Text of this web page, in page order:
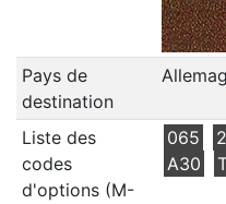
Pays de
destination
Liste des
codes
d'options (M-
065
A30